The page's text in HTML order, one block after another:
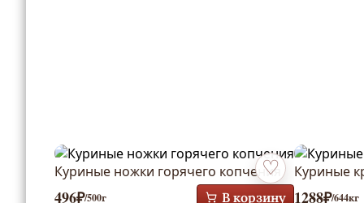
Добавить в
Куриные ножки горячего копчения
496₽/500г В корзину
Куриные
1288₽/644кг